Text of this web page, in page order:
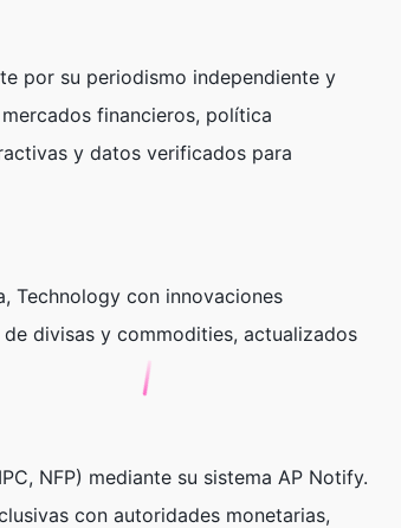
por su periodismo independiente y
financieros, política
y datos verificados para
Technology con innovaciones
divisas y commodities, actualizados
NFP) mediante su sistema AP Notify.
con autoridades monetarias,